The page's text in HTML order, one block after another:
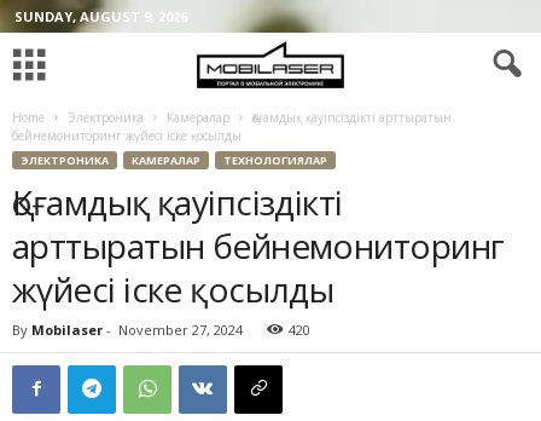
SUNDAY, AUGUST 9, 2026
Home Электроника Камералар
Қоғамдық қауіпсіздікті арттыратын
бейнемониторинг жүйесі іске қосылды
ЭЛЕКТРОНИКА КАМЕРАЛАР ТЕХНОЛОГИЯЛАР
Қоғамдық қауіпсіздікті
арттыратын бейнемониторинг
жүйесі іске қосылды
By Mobilaser - November 27, 2024 420